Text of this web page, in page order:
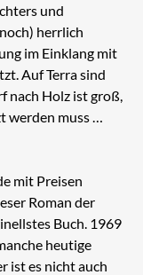
und
herrlich
im Einklang mit
Auf Terra sind
nach Holz ist groß,
werden muss …
mit Preisen
Roman der
Buch. 1969
heutige
ist es nicht auch